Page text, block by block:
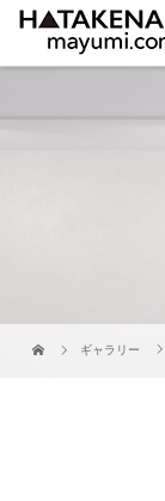
ギャラリー